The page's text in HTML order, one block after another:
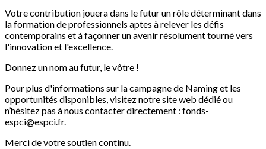
Votre contribution jouera dans le futur un rôle déterminant dans
la formation de professionnels aptes à relever les défis
contemporains et à façonner un avenir résolument tourné vers
l'innovation et l'excellence.
Donnez un nom au futur, le vôtre !
Pour plus d'informations sur la campagne de Naming et les
opportunités disponibles, visitez notre site web dédié ou
n’hésitez pas à nous contacter directement : fonds-
espci@espci.fr.
Merci de votre soutien continu.